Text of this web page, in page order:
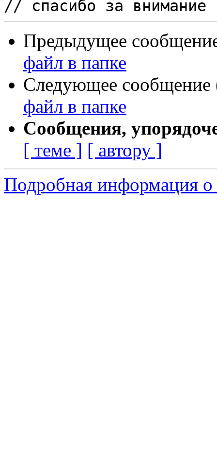
Предыдущее
файл в папке
Следующее сообщение
файл в папке
Сообщения,
[ теме ] [ автору ]
Подробная информация